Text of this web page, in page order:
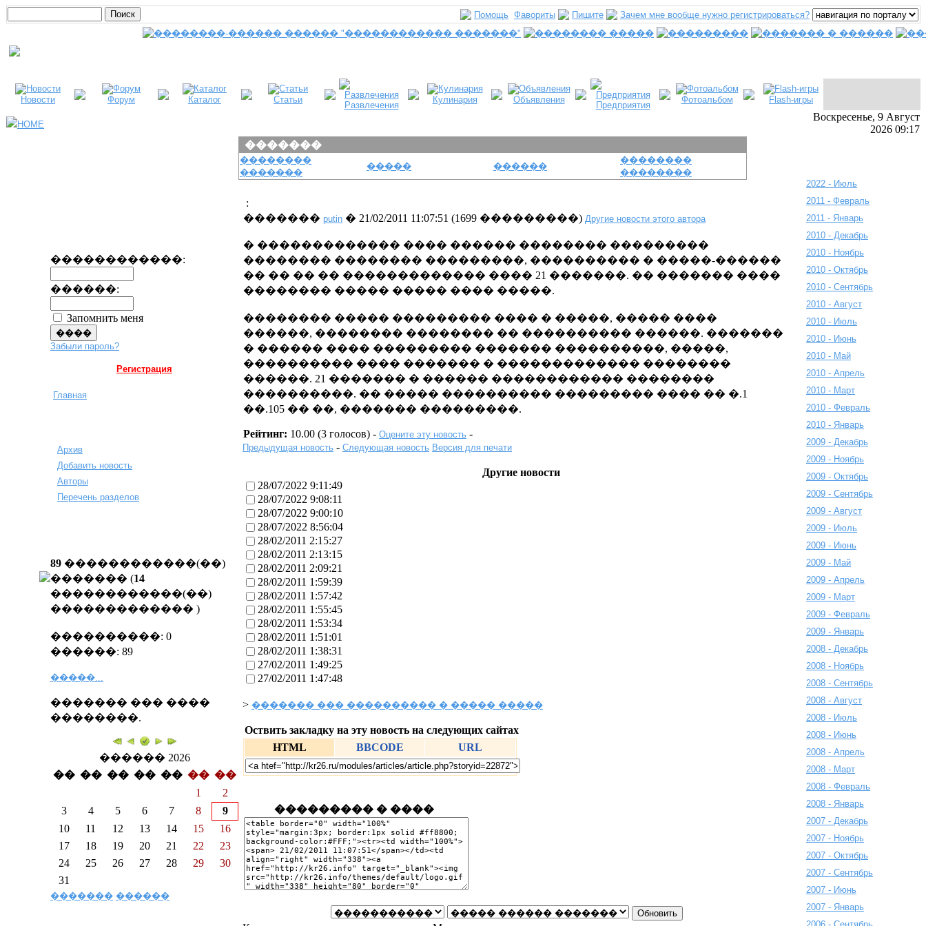
Помощь Фавориты Пишите Зачем мне вообще нужно регистрироваться?
Новости Форум Каталог Статьи
Развлечения
Кулинария Объявления
Предприятия
Фотоальбом Flash-игры
HOME
Воскресенье, 9 Август
2026 09:17
������������:
������:
Запомнить меня
Забыли пароль?
Регистрация
Главная
Архив
Добавить новость
Авторы
Перечень разделов
89 ������������(��)
������� (14
������������(��)
������������� )
����������: 0
������: 89
�����...
������� ��� ����
��������.
������ 2026
�� �� �� �� �� �� ��
1
2
3
4 5 6 7 8
9
10
11 12 13 14 15
16
17
18 19 20 21 22
23
24
25 26 27 28 29
30
31
������� ������
�������
��������
�������
����� ������
��������
��������
:
������� putin � 21/02/2011 11:07:51 (1699 ���������) Другие новости этого автора
� ������������� ���� ������ �������� ���������
�������� �������� ���������, ���������� � �����-������
�� �� �� �� ������������� ���� 21 �������. �� ������� ����
�������� ����� ����� ���� �����.
�������� ����� ��������� ���� � �����, ����� ����
������, �������� �������� �� ���������� ������. �������
� ������ ���� ��������� ������� ����������, �����,
���������� ���� ������� � ������������� ��������
������. 21 ������� � ������ ������������ ��������
����������. �� ����� ���������� ��������� ���� �� �.1
��.105 �� ��, ������� ���������.
Рейтинг: 10.00 (3 голосов) - Оцените эту новость -
Предыдущая новость - Следующая новость Версия для печати
Другие новости
28/07/2022 9:11:49
28/07/2022 9:08:11
28/07/2022 9:00:10
28/07/2022 8:56:04
28/02/2011 2:15:27
28/02/2011 2:13:15
28/02/2011 2:09:21
28/02/2011 1:59:39
28/02/2011 1:57:42
28/02/2011 1:55:45
28/02/2011 1:53:34
28/02/2011 1:51:01
28/02/2011 1:38:31
27/02/2011 1:49:25
27/02/2011 1:47:48
> ������� ��� ���������� � ����� �����
Оствить закладку на эту новость на следующих сайтах
HTML
BBCODE URL
��������� � ����
2022 - Июль
2011 - Февраль
2011 - Январь
2010 - Декабрь
2010 - Ноябрь
2010 - Октябрь
2010 - Сентябрь
2010 - Август
2010 - Июль
2010 - Июнь
2010 - Май
2010 - Апрель
2010 - Март
2010 - Февраль
2010 - Январь
2009 - Декабрь
2009 - Ноябрь
2009 - Октябрь
2009 - Сентябрь
2009 - Август
2009 - Июль
2009 - Июнь
2009 - Май
2009 - Апрель
2009 - Март
2009 - Февраль
2009 - Январь
2008 - Декабрь
2008 - Ноябрь
2008 - Сентябрь
2008 - Август
2008 - Июль
2008 - Июнь
2008 - Апрель
2008 - Март
2008 - Февраль
2008 - Январь
2007 - Декабрь
2007 - Ноябрь
2007 - Октябрь
2007 - Сентябрь
2007 - Июнь
2007 - Январь